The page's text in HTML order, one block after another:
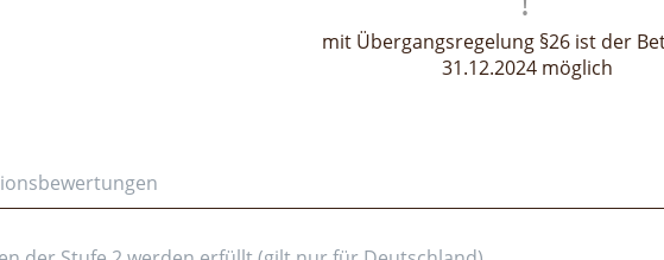
mit Übergangsregelung §26 ist der
31.12.2024 möglich